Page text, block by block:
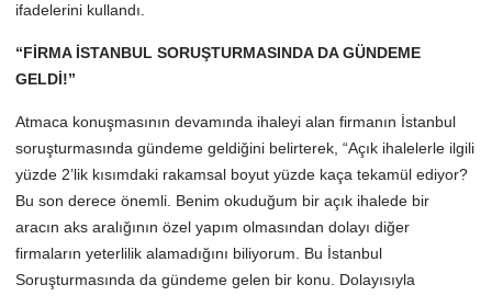
ifadelerini kullandı.
“FİRMA İSTANBUL SORUŞTURMASINDA DA GÜNDEME
GELDİ!”
Atmaca konuşmasının devamında ihaleyi alan firmanın İstanbul
soruşturmasında gündeme geldiğini belirterek, “Açık ihalelerle ilgili
yüzde 2’lik kısımdaki rakamsal boyut yüzde kaça tekamül ediyor?
Bu son derece önemli. Benim okuduğum bir açık ihalede bir
aracın aks aralığının özel yapım olmasından dolayı diğer
firmaların yeterlilik alamadığını biliyorum. Bu İstanbul
Soruşturmasında da gündeme gelen bir konu. Dolayısıyla